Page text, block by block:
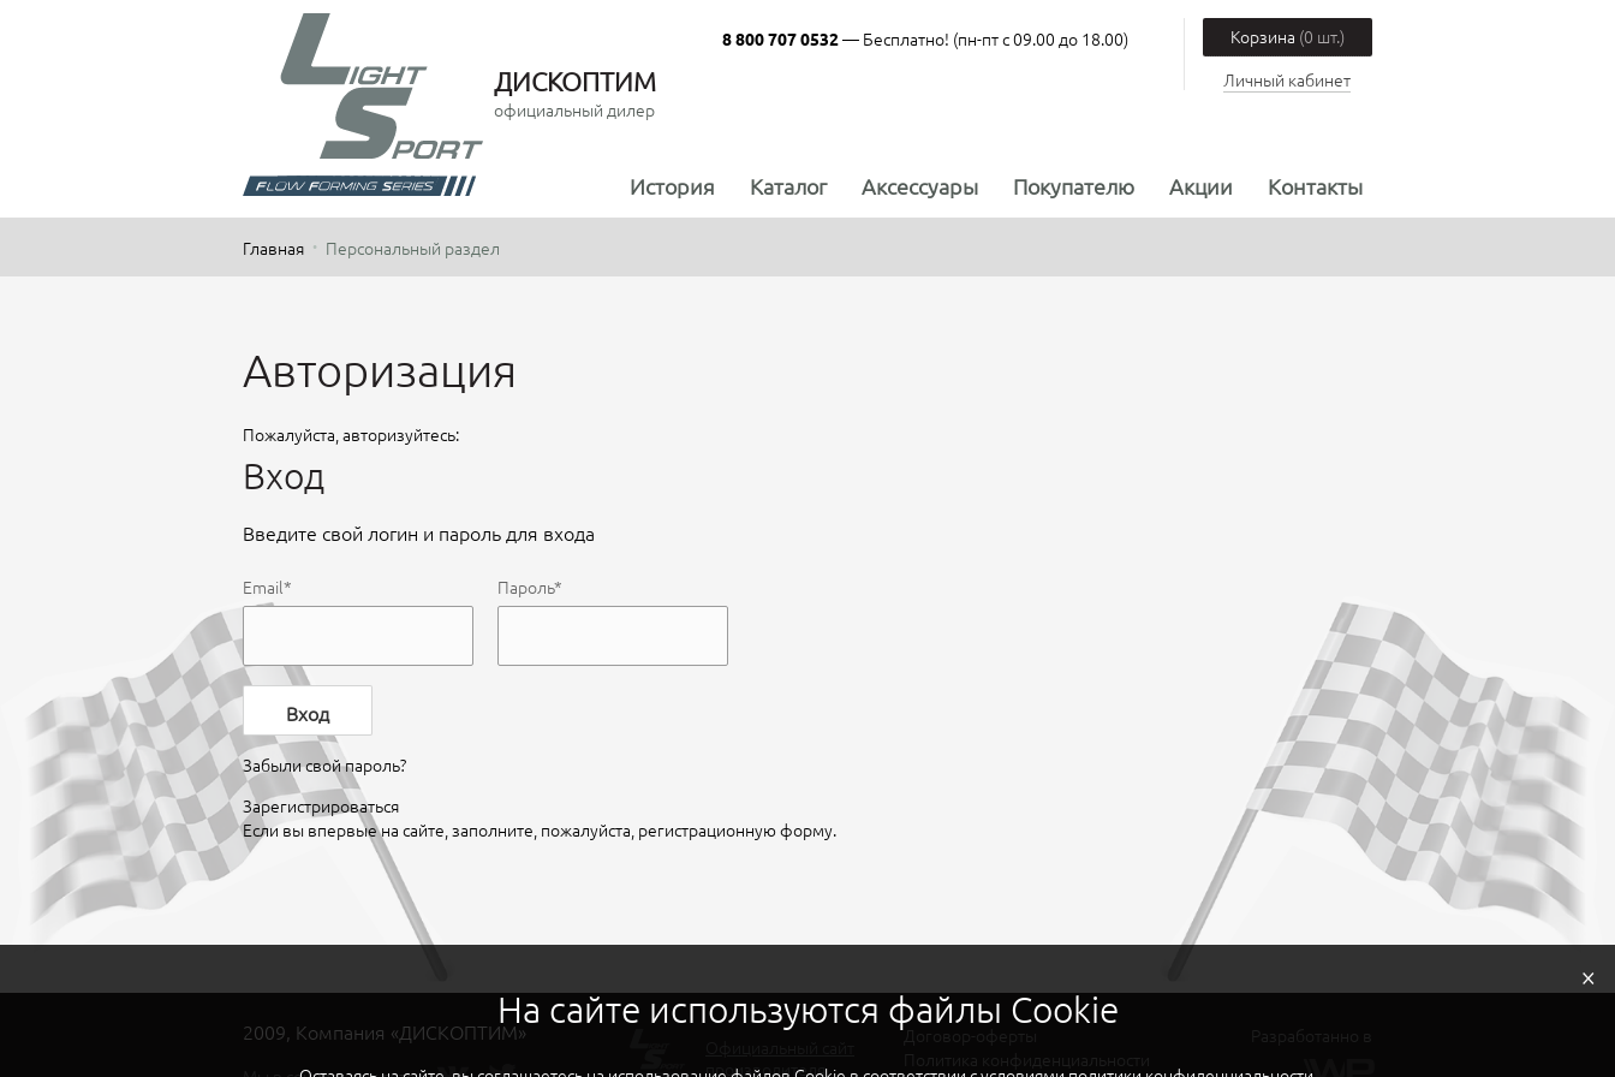
ДИСКОПТИМ
официальный дилер
8 800 707 0532— Бесплатно! (пн-пт с 09.00 до 18.00) Корзина (0 шт.)
Личный кабинет
История Каталог Аксессуары Покупателю Акции Контакты
Главная Персональный раздел
Авторизация
Пожалуйста, авторизуйтесь:
Вход
Введите свой логин и пароль для входа
Email* Пароль*
Вход
Забыли свой пароль?
Зарегистрироваться
Если вы впервые на сайте, заполните, пожалуйста, регистрационную форму.
2009, Компания «ДИСКОПТИМ»
производителя
×
На сайте используются файлы Cookie